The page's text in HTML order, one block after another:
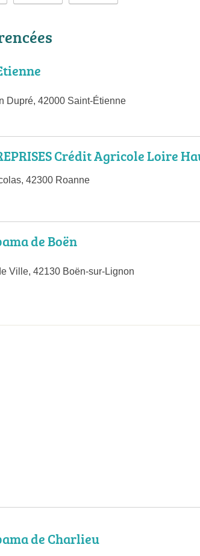
Dupré, 42000 Saint-Étienne
Crédit Agricole Loire
42300 Roanne
de Boën
Ville, 42130 Boën-sur-Lignon
de Charlieu